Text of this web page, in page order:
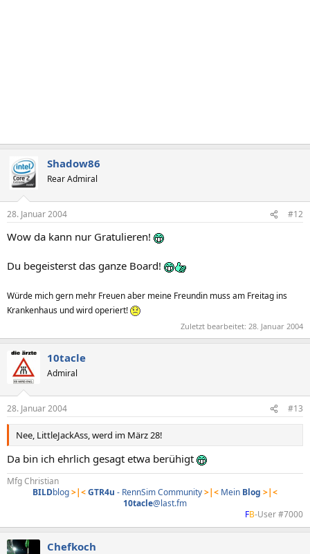
Shadow86
Rear Admiral
28. Januar 2004 #12
Wow da kann nur Gratulieren!
Du begeisterst das ganze Board!
Würde mich gern mehr Freuen aber meine Freundin muss am Freitag ins
Krankenhaus und wird operiert!
Zuletzt bearbeitet: 28. Januar 2004
10tacle
Admiral
28. Januar 2004 #13
Nee, LittleJackAss, werd im März 28!
Da bin ich ehrlich gesagt etwa berühigt
Mfg Christian
BILDblog>|<GTR4u - RennSim Community>|< Mein Blog >|<
10tacle@last.fm
FB-User #7000​
Chefkoch